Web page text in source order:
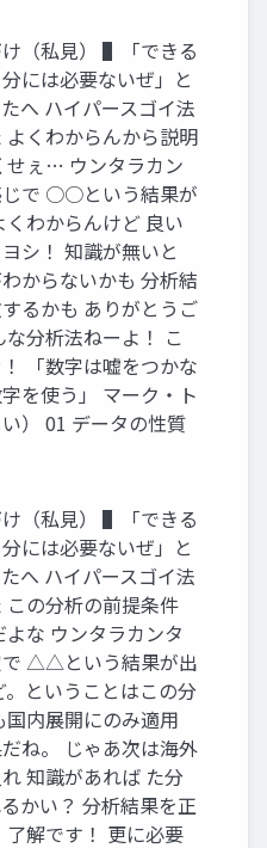
（私見） ▌「できる
には必要ないぜ」と
へ ハイパースゴイ法
よくわからんから説明
せぇ… ウンタラカン
で ○○という結果が
わからんけど 良い
シ！ 知識が無いと
からないかも 分析結
るかも ありがとうご
分析法ねーよ！ こ
「数字は嘘をつかな
を使う」 マーク・ト
） 01 データの性質
（私見） ▌「できる
には必要ないぜ」と
へ ハイパースゴイ法
この分析の前提条件
な ウンタラカンタ
△△という結果が出
。ということはこの分
内展開にのみ適用
ね。 じゃあ次は海外
知識があれば た分
かい？ 分析結果を正
了解です！ 更に必要